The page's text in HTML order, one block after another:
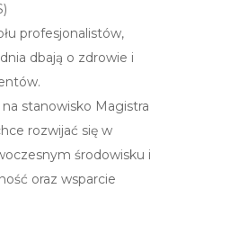
profesjonalistów,
dbają o zdrowie i
stanowisko Magistra
rozwijać się w
środowisku i
oraz wsparcie